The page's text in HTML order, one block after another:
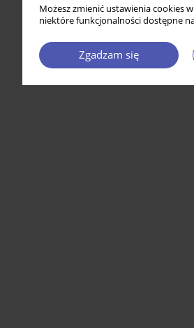
Możesz zmienić ustawienia cookies
niektóre funkcjonalności dostępne
Zgadzam się